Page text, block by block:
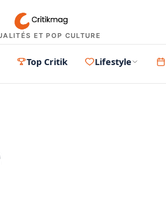
ET POP CULTURE
Top Critik Lifestyle